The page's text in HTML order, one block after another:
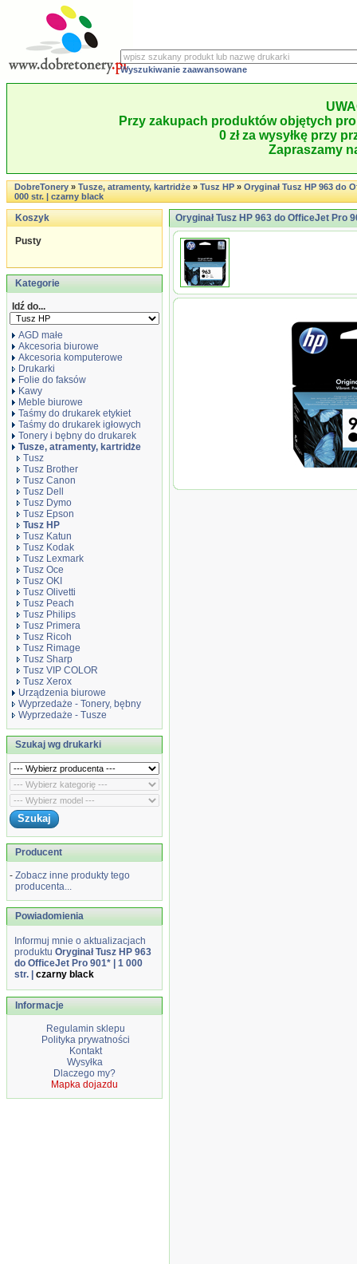
Wyszukiwanie zaawansowane
Przy zakupach produktów objętych
0 zł za wysyłkę przy
Zapraszamy
DobreTonery»Tusze, atramenty, kartridże»Tusz HP»Oryginał Tusz HP 963 do
000 str. | czarny black
Koszyk
Pusty
Kategorie
Idź do...
AGD małe
Akcesoria biurowe
Akcesoria komputerowe
Drukarki
Folie do faksów
Kawy
Meble biurowe
Taśmy do drukarek etykiet
Taśmy do drukarek igłowych
Tonery i bębny do drukarek
Tusze, atramenty, kartridże
Tusz
Tusz Brother
Tusz Canon
Tusz Dell
Tusz Dymo
Tusz Epson
Tusz HP
Tusz Katun
Tusz Kodak
Tusz Lexmark
Tusz Oce
Tusz OKI
Tusz Olivetti
Tusz Peach
Tusz Philips
Tusz Primera
Tusz Ricoh
Tusz Rimage
Tusz Sharp
Tusz VIP COLOR
Tusz Xerox
Urządzenia biurowe
Wyprzedaże - Tonery, bębny
Wyprzedaże - Tusze
Szukaj wg drukarki
Producent
- Zobacz inne produkty tego
producenta...
Powiadomienia
Informuj mnie o aktualizacjach
produktu Oryginał Tusz HP 963
do OfficeJet Pro 901* | 1 000
str. | czarny black
Informacje
Regulamin sklepu
Polityka prywatności
Kontakt
Wysyłka
Dlaczego my?
Mapka dojazdu
Oryginał Tusz HP 963 do OfficeJet Pro
OfficeJet Pro